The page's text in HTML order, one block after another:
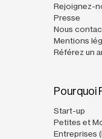
Rejoignez-
Presse
Nous
Mentions
Référez un
Pourquoi
Start-up
Petites et
Entreprises